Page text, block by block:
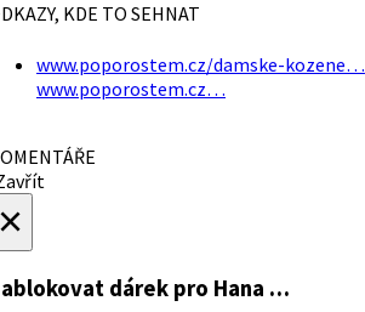
KDE TO SEHNAT
www.poporostem.cz/damske-kozene…
www.poporostem.cz…
dárek pro Hana …